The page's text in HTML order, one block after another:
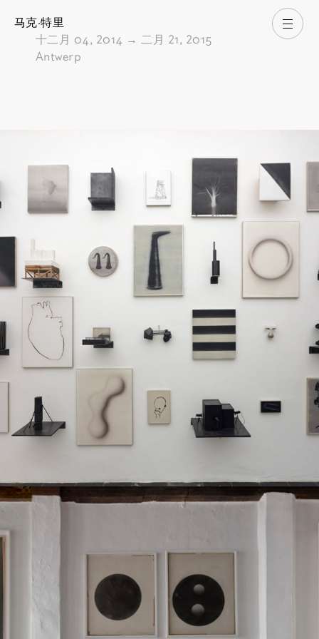
打
马克·特里
由
十二月 04, 2014 →二月 21, 2015
Antwerp